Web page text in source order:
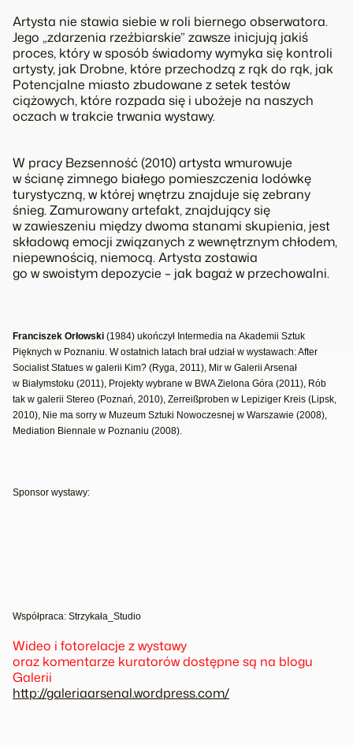
Artysta nie stawia siebie w roli biernego obserwatora.
Jego „zdarzenia rzeźbiarskie” zawsze inicjują jakiś
proces, który w sposób świadomy wymyka się kontroli
artysty, jak Drobne, które przechodzą z rąk do rąk, jak
Potencjalne miasto zbudowane z setek testów
ciążowych, które rozpada się i ubożeje na naszych
oczach w trakcie trwania wystawy.
W pracy Bezsenność(2010) artysta wmurowuje
w ścianę zimnego białego pomieszczenia lodówkę
turystyczną, w której wnętrzu znajduje się zebrany
śnieg. Zamurowany artefakt, znajdujący się
w zawieszeniu między dwoma stanami skupienia, jest
składową emocji związanych z wewnętrznym chłodem,
niepewnością, niemocą. Artysta zostawia
go w swoistym depozycie – jak bagaż w przechowalni.
Franciszek Orłowski (1984) ukończył Intermedia na Akademii Sztuk
Pięknych w Poznaniu. W ostatnich latach brał udział w wystawach:After
Socialist Statues w galerii Kim? (Ryga, 2011), Mir w Galerii Arsenał
w Białymstoku (2011), Projekty wybrane w BWA Zielona Góra (2011), Rób
tak w galerii Stereo (Poznań, 2010), Zerreißproben w Lepiziger Kreis (Lipsk,
2010), Nie ma sorry w Muzeum Sztuki Nowoczesnej w Warszawie (2008),
Mediation Biennale w Poznaniu (2008).
Sponsor wystawy:
Współpraca: Strzykała_Studio
Wideo i fotorelacje z wystawy
oraz komentarze kuratorów dostępne są na blogu
Galerii
http://galeriaarsenal.wordpress.com/